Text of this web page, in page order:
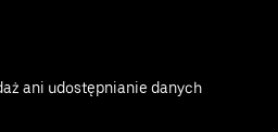
ani udostępnianie danych